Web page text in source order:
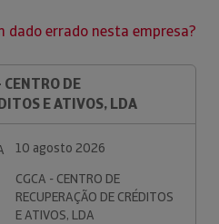
dado errado nesta empresa?
DE
E ATIVOS, LDA
10 agosto 2026
CGCA - CENTRO DE
RECUPERAÇÃO DE CRÉDITOS
E ATIVOS, LDA